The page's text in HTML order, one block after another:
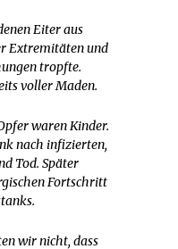
Eiter aus
Extremitäten und
tropfte.
voller Maden.
waren Kinder.
nach infizierten,
Tod. Später
Fortschritt
wir nicht, dass